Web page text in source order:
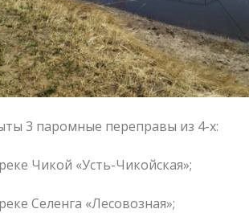
3 паромные переправы из 4-х:
Чикой «Усть-Чикойская»;
Селенга «Лесовозная»;